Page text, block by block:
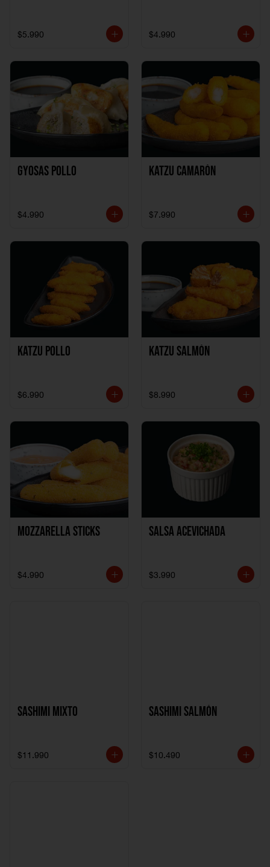
$5.990 $4.990
Gyosas Pollo
$4.990
Katzu Camarón
$7.990
Katzu Pollo
$6.990
Katzu Salmón
$8.990
Mozzarella Sticks
$4.990
Salsa Acevichada
$3.990
Sashimi Mixto
$11.990
Sashimi Salmón
$10.490